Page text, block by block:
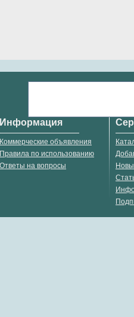
Информация
Коммерческие объявления
Правила по использованию
Ответы на вопросы